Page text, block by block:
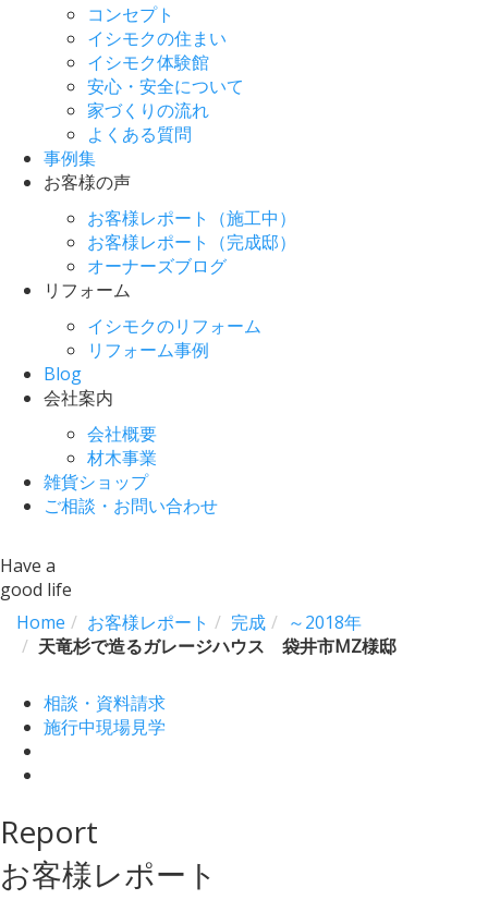
コンセプト
イシモクの住まい
イシモク体験館
安心・安全について
家づくりの流れ
よくある質問
事例集
お客様の声
お客様レポート（施工中）
お客様レポート（完成邸）
オーナーズブログ
リフォーム
イシモクのリフォーム
リフォーム事例
Blog
会社案内
会社概要
材木事業
雑貨ショップ
ご相談・お問い合わせ
Have a
good life
Home
お客様レポート 完成
～2018年
天竜杉で造るガレージハウス 袋井市MZ様邸
相談・資料請求
施行中現場見学
Report
お客様レポート